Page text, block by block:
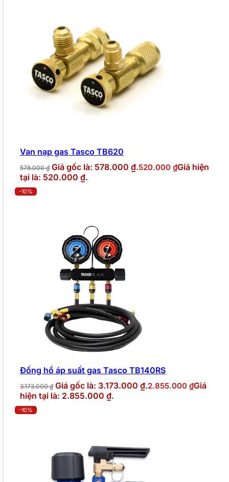
Van nạp gas Tasco TB620
578.000₫ Giá gốc là: 578.000 ₫.520.000 ₫Giá hiện
tại là: 520.000 ₫.
-10%
Đồng hồ áp suất gas Tasco TB140RS
3.173.000₫ Giá gốc là: 3.173.000 ₫.2.855.000 ₫Giá
hiện tại là: 2.855.000 ₫.
-10%